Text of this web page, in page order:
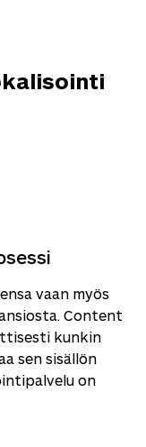
vaan myös
Content
kunkin
sen sisällön
on